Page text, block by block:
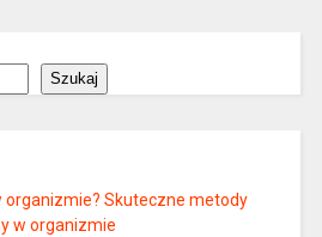
Szukaj
organizmie? Skuteczne metody
w organizmie